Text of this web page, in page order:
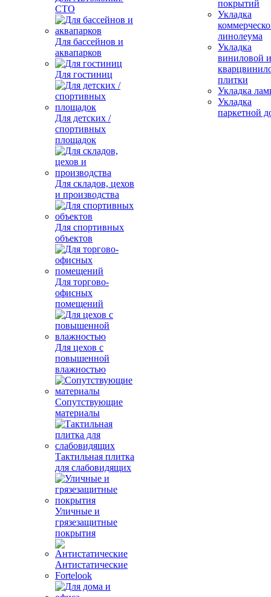
СТО
Для бассейнов и
аквапарков
Для гостиниц
Для детских /
спортивных
площадок
Для складов, цехов
и производства
Для спортивных
объектов
Для торгово-
офисных
помещений
Для цехов с
повышенной
влажностью
Сопутствующие
материалы
Тактильная плитка
для слабовидящих
Уличные и
грязезащитные
покрытия
Антистатические
Fortelook
покрытий
Укладка
линолеума
Укладка
виниловой и
плитки
Укладка
Укладка
паркетной